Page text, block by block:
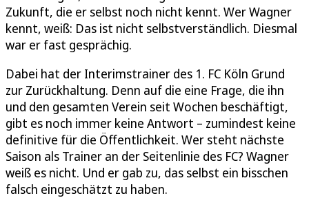
Zukunft, die er selbst noch nicht kennt. Wer Wagner
kennt, weiß: Das ist nicht selbstverständlich. Diesmal
war er fast gesprächig.
Dabei hat der Interimstrainer des 1. FC Köln Grund
zur Zurückhaltung. Denn auf die eine Frage, die ihn
und den gesamten Verein seit Wochen beschäftigt,
gibt es noch immer keine Antwort – zumindest keine
definitive für die Öffentlichkeit. Wer steht nächste
Saison als Trainer an der Seitenlinie des FC? Wagner
weiß es nicht. Und er gab zu, das selbst ein bisschen
falsch eingeschätzt zu haben.